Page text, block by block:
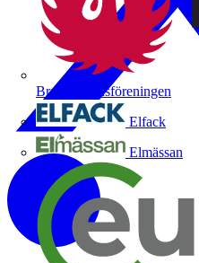
Brandskyddsföreningen
Elfack
Elmässan